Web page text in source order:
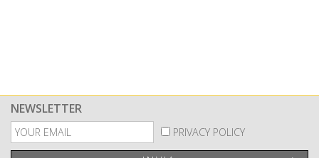
NEWSLETTER
PRIVACY POLICY